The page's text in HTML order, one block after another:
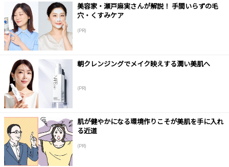
美容家・瀬戸麻実さんが解説！ 手間いらずの毛
穴・くすみケア
(PR)
朝クレンジングでメイク映えする潤い美肌へ
(PR)
肌が健やかになる環境作りこそが美肌を手に入れ
る近道
(PR)